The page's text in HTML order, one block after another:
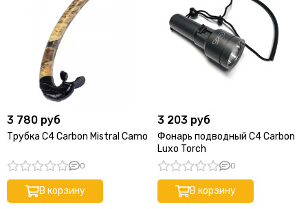
3 780 руб
Трубка C4 Carbon Mistral Camo
0
В корзину
3 203 руб
Фонарь подводный C4 Carbon
Luxo Torch
0
В корзину